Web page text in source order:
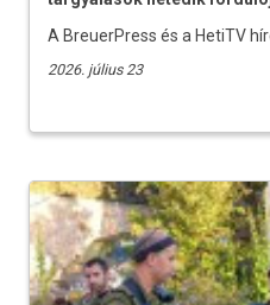
A BreuerPress és a HetiTV
2026. július 23